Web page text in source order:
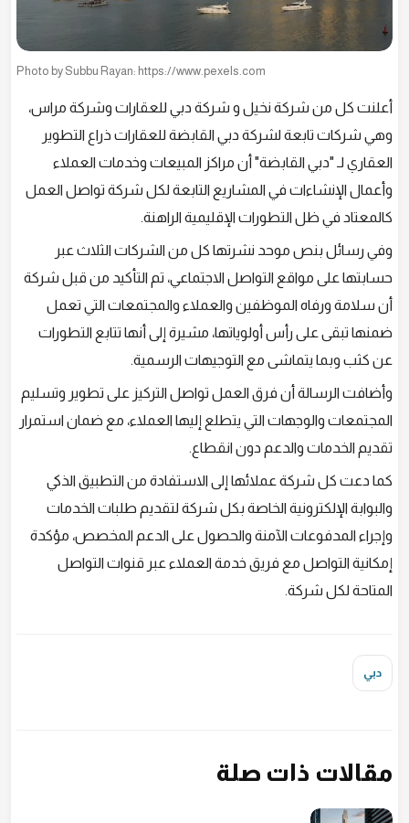
Photo by Subbu Rayan: https://www.pexels.com
أعلنت كل من شركة نخيل و شركة دبي للعقارات وشركة مراس،
وهي شركات تابعة لشركة دبي القابضة للعقارات ذراع التطوير
العقاري لـ "دبي القابضة" أن مراكز المبيعات وخدمات العملاء
وأعمال الإنشاءات في المشاريع التابعة لكل شركة تواصل العمل
كالمعتاد في ظل التطورات الإقليمية الراهنة.
وفي رسائل بنص موحد نشرتها كل من الشركات الثلاث عبر
حسابتها على مواقع التواصل الاجتماعي، تم التأكيد من قبل شركة
أن سلامة ورفاه الموظفين والعملاء والمجتمعات التي تعمل
ضمنها تبقى على رأس أولوياتها، مشيرة إلى أنها تتابع التطورات
عن كثب وبما يتماشى مع التوجيهات الرسمية.
وأضافت الرسالة أن فرق العمل تواصل التركيز على تطوير وتسليم
المجتمعات والوجهات التي يتطلع إليها العملاء، مع ضمان استمرار
تقديم الخدمات والدعم دون انقطاع.
كما دعت كل شركة عملائها إلى الاستفادة من التطبيق الذكي
والبوابة الإلكترونية الخاصة بكل شركة لتقديم طلبات الخدمات
وإجراء المدفوعات الآمنة والحصول على الدعم المخصص، مؤكدة
إمكانية التواصل مع فريق خدمة العملاء عبر قنوات التواصل
المتاحة لكل شركة.
دبي
مقالات ذات صلة